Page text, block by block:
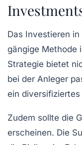
Das Investieren in
gängige Methode
Strategie bietet
bei der Anleger
ein
Zudem sollte die
erscheinen. Die